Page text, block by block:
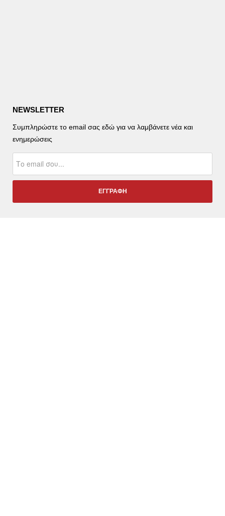
NEWSLETTER
Συμπληρώστε το email σας εδώ για να λαμβάνετε νέα και
ενημερώσεις